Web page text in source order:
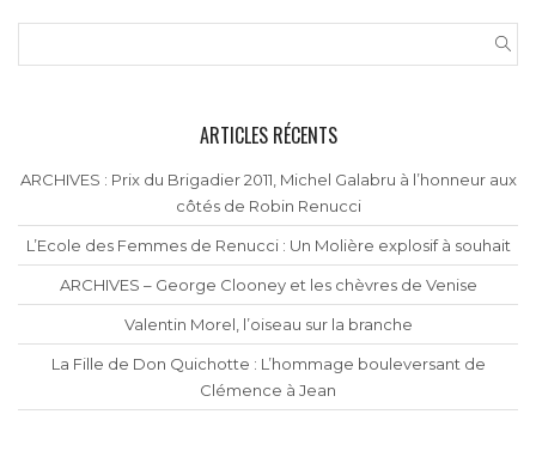
ARTICLES RÉCENTS
ARCHIVES : Prix du Brigadier 2011, Michel Galabru à l’honneur aux
côtés de Robin Renucci
L’Ecole des Femmes de Renucci : Un Molière explosif à souhait
ARCHIVES – George Clooney et les chèvres de Venise
Valentin Morel, l’oiseau sur la branche
La Fille de Don Quichotte : L’hommage bouleversant de
Clémence à Jean